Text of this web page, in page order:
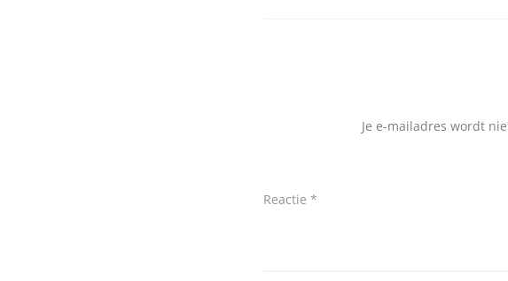
Je e-mailadres wordt
Reactie *